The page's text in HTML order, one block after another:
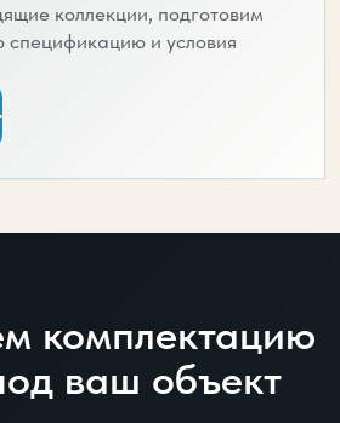
коллекции, подготовим
спецификацию и условия
комплектацию
ваш объект